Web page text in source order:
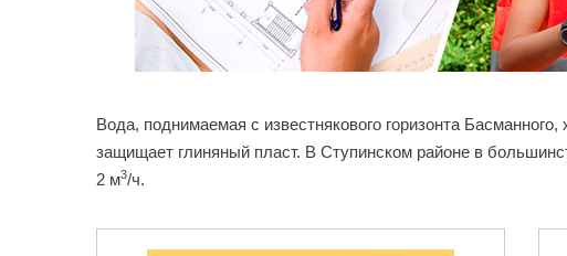
Вода, поднимаемая с известнякового горизонта
защищает глиняный пласт. В Ступинском районе в
2 м3/ч.